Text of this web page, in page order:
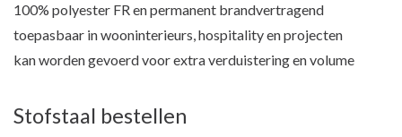
100% polyester FR en permanent brandvertragend
toepasbaar in wooninterieurs, hospitality en projecten
kan worden gevoerd voor extra verduistering en volume
Stofstaal bestellen